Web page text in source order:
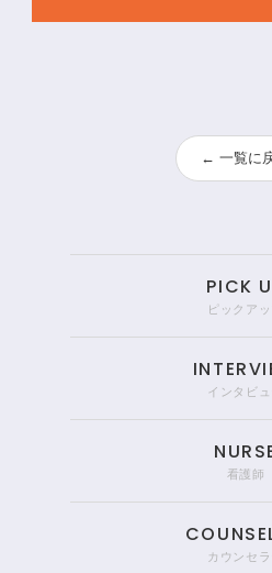
← 一覧に
PICK
ピックア
インタビュ
看護師
カウンセラ